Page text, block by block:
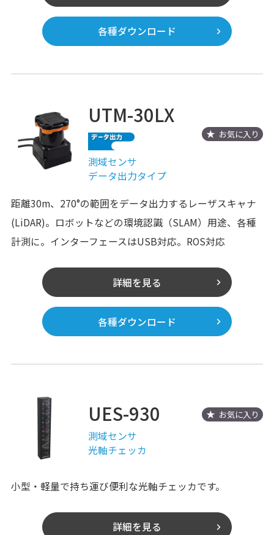
各種ダウンロード
お気に入り
UTM-30LX
測域センサ
データ出力タイプ
距離30m、270°の範囲をデータ出力するレーザスキャナ
(LiDAR)。ロボットなどの環境認識（SLAM）用途、各種
計測に。インターフェースはUSB対応。ROS対応
詳細を見る
各種ダウンロード
お気に入り
UES-930
測域センサ
光軸チェッカ
小型・軽量で持ち運び便利な光軸チェッカです。
詳細を見る